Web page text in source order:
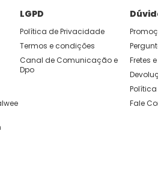
LGPD
Política de Privacidade
Termos e condições
Canal de Comunicação e
Dpo
Fretes
Fale